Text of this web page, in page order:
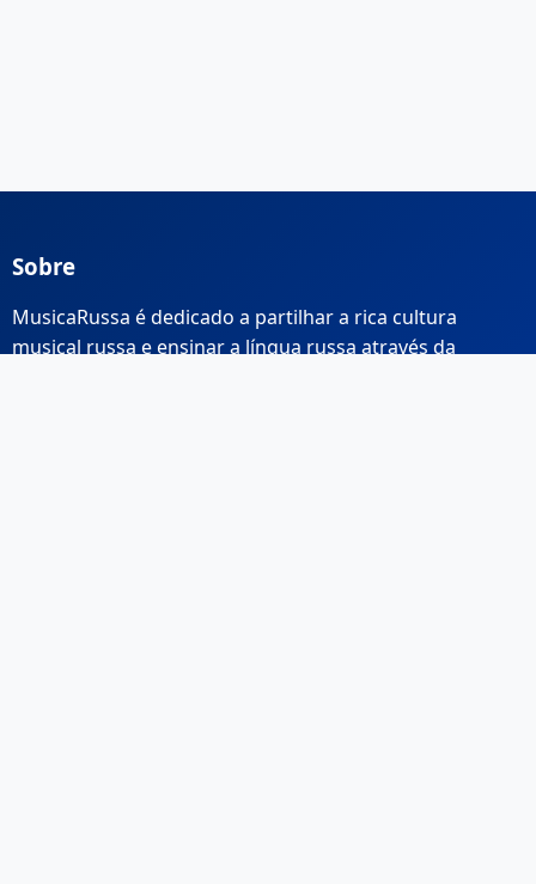
Sobre
MusicaRussa é dedicado a partilhar a rica cultura
musical russa e ensinar a língua russa através da